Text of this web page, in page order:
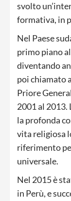
svolto
formativa, in
Nel Paese
primo piano
diventando
poi chiamato
Priore
2001 al 2013.
la profonda
vita religiosa
riferimento
universale.
Nel 2015 è
in Perù, e